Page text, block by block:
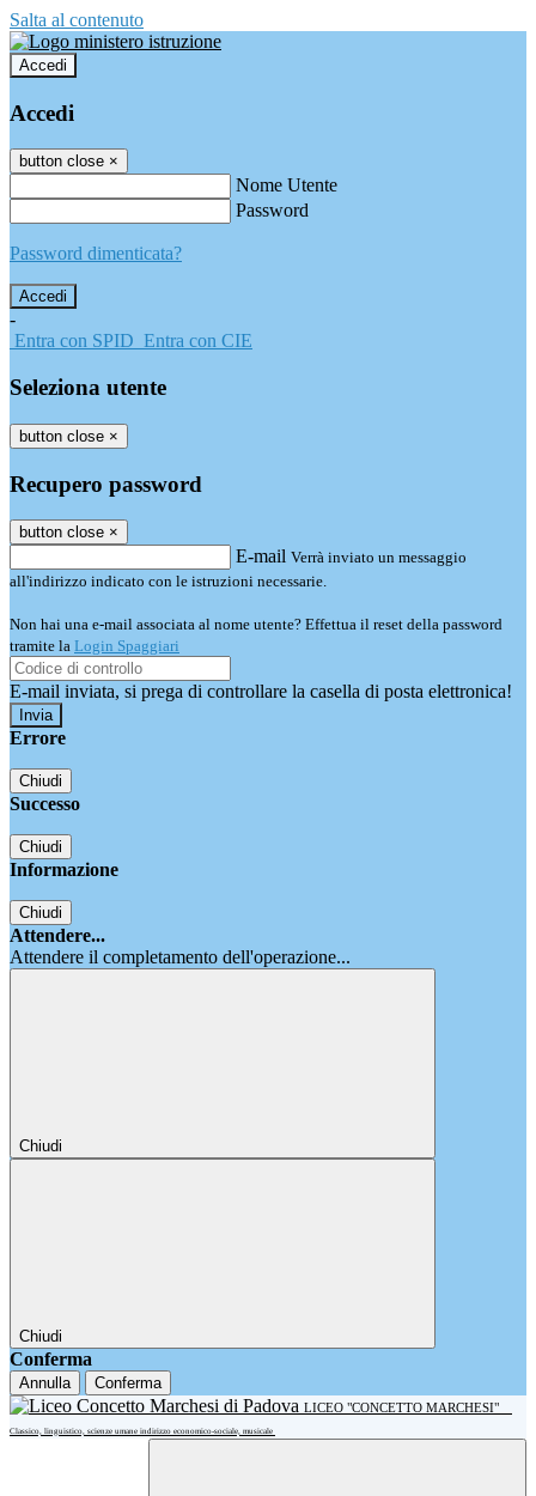
Salta al contenuto
Accedi
Accedi
button close ×
Nome Utente
Password
Password dimenticata?
-
Entra con SPID Entra con CIE
Seleziona utente
button close ×
Recupero password
button close ×
E-mail Verrà inviato un messaggio
all'indirizzo indicato con le istruzioni necessarie.
Non hai una e-mail associata al nome utente? Effettua il reset della password
tramite la Login Spaggiari
E-mail inviata, si prega di controllare la casella di posta elettronica!
Errore
Chiudi
Successo
Chiudi
Informazione
Chiudi
Attendere...
Attendere il completamento dell'operazione...
Chiudi
Chiudi
Conferma
Annulla Conferma
LICEO "CONCETTO MARCHESI"
Classico, linguistico, scienze umane indirizzo economico-sociale, musicale